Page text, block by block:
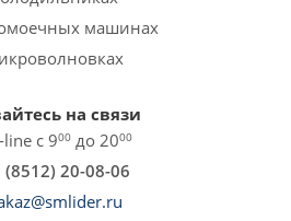
машинах
на связи
line c 900 до 2000
(8512) 20-08-06